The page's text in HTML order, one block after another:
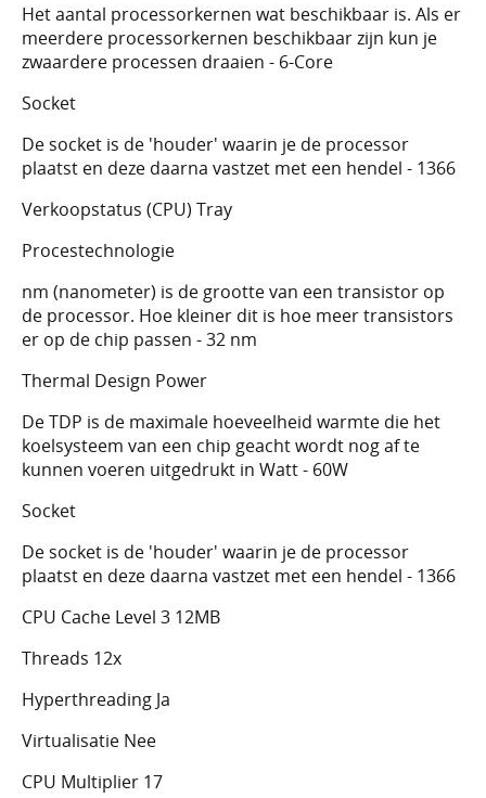
Het aantal processorkernen wat beschikbaar is. Als er
meerdere processorkernen beschikbaar zijn kun je
zwaardere processen draaien - 6-Core
Socket
De socket is de 'houder' waarin je de processor
plaatst en deze daarna vastzet met een hendel - 1366
Verkoopstatus (CPU) Tray
Procestechnologie
nm (nanometer) is de grootte van een transistor op
de processor. Hoe kleiner dit is hoe meer transistors
er op de chip passen - 32 nm
Thermal Design Power
De TDP is de maximale hoeveelheid warmte die het
koelsysteem van een chip geacht wordt nog af te
kunnen voeren uitgedrukt in Watt - 60W
Socket
De socket is de 'houder' waarin je de processor
plaatst en deze daarna vastzet met een hendel - 1366
CPU Cache Level 3 12MB
Threads 12x
Hyperthreading Ja
Virtualisatie Nee
CPU Multiplier 17